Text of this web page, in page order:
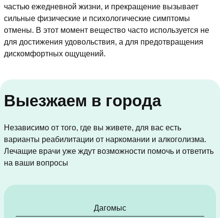
частью ежедневной жизни, и прекращение вызывает
сильные физические и психологические симптомы
отмены. В этот момент вещество часто используется не
для достижения удовольствия, а для предотвращения
дискомфортных ощущений.
Выезжаем в города
Независимо от того, где вы живете, для вас есть
варианты реабилитации от наркомании и алкоголизма.
Лечащие врачи уже ждут возможности помочь и ответить
на ваши вопросы
Дагомыс